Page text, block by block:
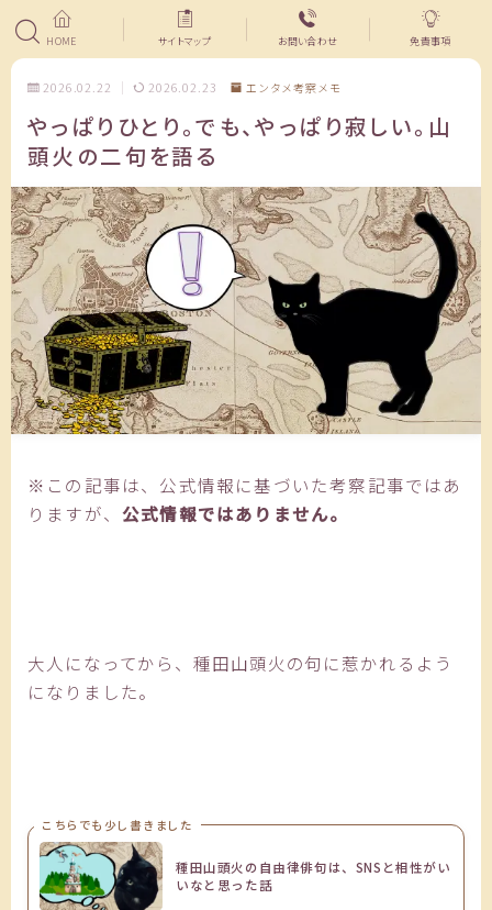
HOME サイトマップ お問い合わせ 免責事項
2026.02.22 2026.02.23 エンタメ考察メモ
やっぱりひとり。でも、やっぱり寂しい。山
頭火の二句を語る
※この記事は、公式情報に基づいた考察記事ではあ
りますが、 公式情報ではありません。
大人になってから、種田山頭火の句に惹かれるよう
になりました。
こちらでも少し書きました
種田山頭火の自由律俳句は、SNSと相性がい
いなと思った話